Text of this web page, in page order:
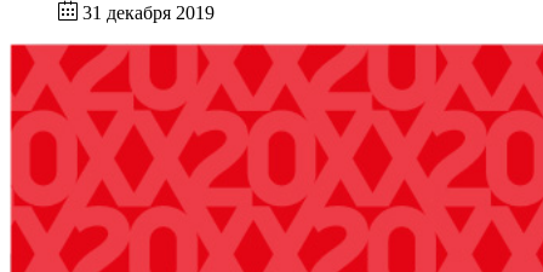
31 декабря 2019